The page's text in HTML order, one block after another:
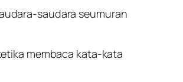
saudara seumuran
membaca kata-kata